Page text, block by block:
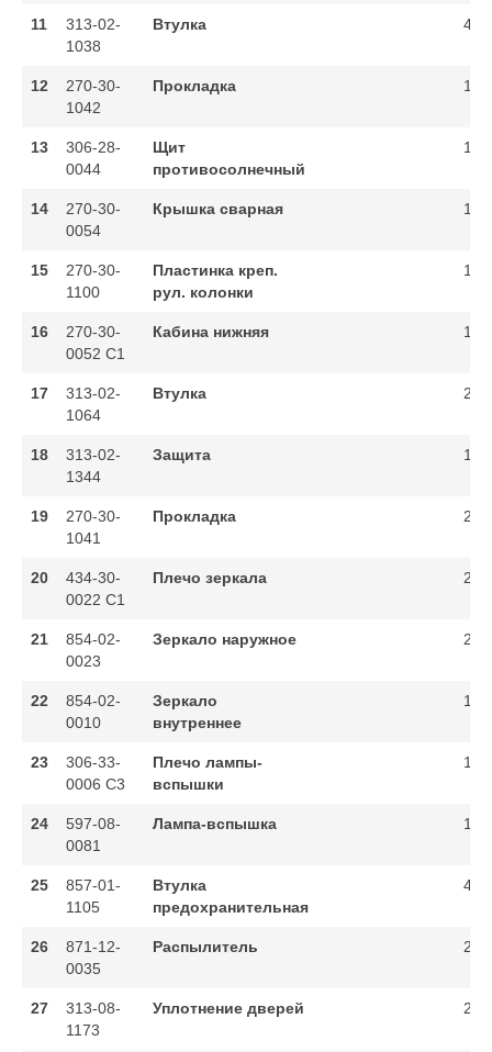
11
313-02-
1038
Втулка 4
12
270-30-
1042
Прокладка 1
13
306-28-
0044
Щит
противосолнечный
1
14
270-30-
0054
Крышка сварная 1
15
270-30-
1100
Пластинка креп.
рул. колонки
1
16
270-30-
0052 C1
Кабина нижняя 1
17
313-02-
1064
Втулка 2
18
313-02-
1344
Защита 1
19
270-30-
1041
Прокладка 2
20
434-30-
0022 C1
Плечо зеркала 2
21
854-02-
0023
Зеркало наружное 2
22
854-02-
0010
Зеркало
внутреннее
1
23
306-33-
0006 C3
Плечо лампы-
вспышки
1
24
597-08-
0081
Лампа-вспышка 1
25
857-01-
1105
Втулка
предохранительная
4
26
871-12-
0035
Распылитель 2
27
313-08-
1173
Уплотнение дверей 2